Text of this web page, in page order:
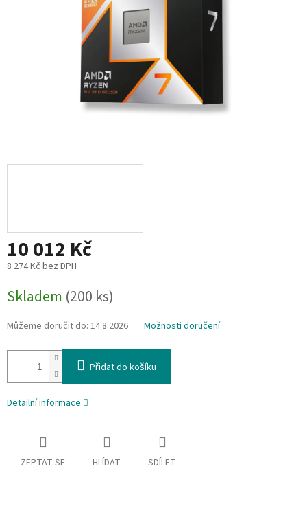
10 012 Kč
8 274 Kč bez DPH
cena:
Skladem (200 ks)
Můžeme doručit do: 14.8.2026 Možnosti doručení
Přidat do košíku
Detailní informace
ZEPTAT SE HLÍDAT SDÍLET